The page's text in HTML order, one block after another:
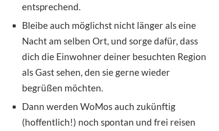
entsprechend.
Bleibe auch möglichst nicht länger als eine
Nacht am selben Ort, und sorge dafür, dass
dich die Einwohner deiner besuchten Region
als Gast sehen, den sie gerne wieder
begrüßen möchten.
Dann werden WoMos auch zukünftig
(hoffentlich!) noch spontan und frei reisen